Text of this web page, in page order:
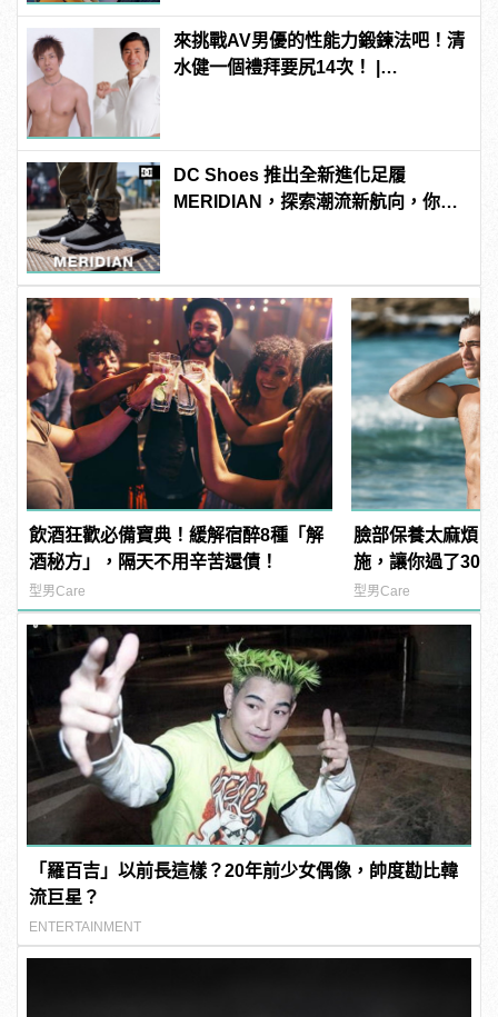
來挑戰AV男優的性能力鍛鍊法吧！清
水健一個禮拜要尻14次！ |
DC Shoes 推出全新進化足履
MERIDIAN，探索潮流新航向，你就
飲酒狂歡必備寶典！緩解宿醉8種「解
酒秘方」，隔天不用辛苦還債！
型男Care
臉部保養太麻煩
施，讓你過了30
型男Care
「羅百吉」以前長這樣？20年前少女偶像，帥度勘比韓
流巨星？
ENTERTAINMENT